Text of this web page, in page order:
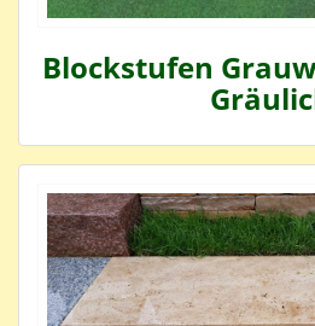
Blockstufen